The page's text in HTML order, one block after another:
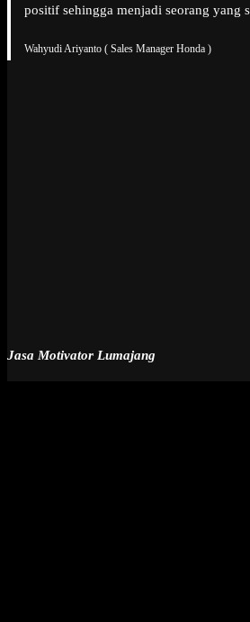
positif sehingga menjadi seorang yang
Wahyudi Ariyanto ( Sales Manager Honda )
Jasa Motivator Lumajang